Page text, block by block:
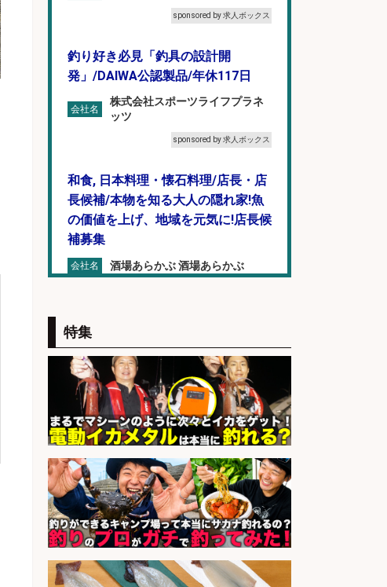
sponsored by 求人ボックス
釣り好き必見「釣具の設計開
発」/DAIWA公認製品/年休117日
会社名
株式会社スポーツライフプラネ
ッツ
sponsored by 求人ボックス
和食, 日本料理・懐石料理/店長・店
長候補/本物を知る大人の隠れ家!魚
の価値を上げ、地域を元気に!店長候
補募集
会社名 酒場あらかぶ 酒場あらかぶ
福岡「現場監督」/釣り好き歓迎/残
業10時間/経験者歓迎
会社名 広松久水産株式会社
sponsored by 求人ボックス
釣り好きを活かす「法人営業」/提
案型ルート営業/直行直帰OK
会社名
株式会社スポーツライフプラネ
ッツ
sponsored by 求人ボックス
和食, 日本料理・懐石料理/店長・店
長候補/ライブ感が満載!魚の価値を
特集